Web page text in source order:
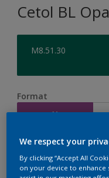
Cetol BL
M8.51.30
Format
1L
Quantité
We respect your
By clicking “Accept All
on your device to enhance